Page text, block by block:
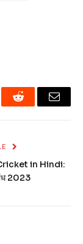
Reddit Email
in Hindi:
2023